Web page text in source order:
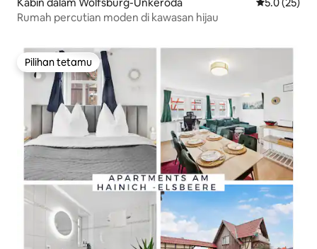
Kabin dalam Wolfsburg-Unkeroda Penarafan
5.0 (25)
Rumah percutian moden di kawasan hijau
Pilihan tetamu
Pilihan tetamu